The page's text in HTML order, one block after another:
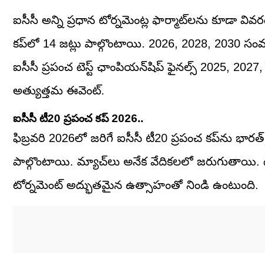
ఐసీసీ అన్ని ప్రధాన టోర్నమెంట్ల ఫార్మాట్‌లను కూడా
కప్‌లో 14 జట్లు పాల్గొంటాయి. 2026, 2028, 2030
ఐసీసీ ప్రపంచ టెస్ట్ ఛాంపియన్‌షిప్ ఫైనల్స్ 2025,
అత్యుత్తమ ఈవెంట్.
ఐసీసీ టీ20 ప్రపంచ కప్ 2026..
ఫిబ్రవరి 2026లో జరిగే ఐసీసీ టీ20 ప్రపంచ కప్‌ను
పాల్గొంటాయి. మ్యాచ్‌లు అనేక వేదికలలో జరుగుతాయి.
టోర్నమెంట్ అద్భుతమైన ఉత్సాహంతో నిండి ఉంటుంది.